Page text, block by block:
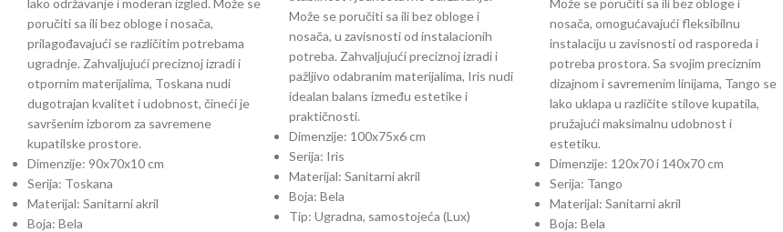
poručiti sa ili bez obloge i nosača,
prilagođavajući se različitim potrebama
ugradnje. Zahvaljujući preciznoj izradi i
otpornim materijalima, Toskana nudi
dugotrajan kvalitet i udobnost, čineći je
savršenim izborom za savremene
kupatilske prostore.
Dimenzije: 90x70x10 cm
Serija: Toskana
Materijal: Sanitarni akril
Boja: Bela
Može se poručiti sa ili bez obloge i
nosača, u zavisnosti od instalacionih
potreba. Zahvaljujući preciznoj izradi i
pažljivo odabranim materijalima, Iris nudi
idealan balans između estetike i
praktičnosti.
Dimenzije: 100x75x6 cm
Serija: Iris
Materijal: Sanitarni akril
Boja: Bela
Tip: Ugradna, samostojeća (Lux)
nosača, omogućavajući fleksibilnu
instalaciju u zavisnosti od rasporeda i
potreba prostora. Sa svojim preciznim
dizajnom i savremenim linijama, Tango se
lako uklapa u različite stilove kupatila,
pružajući maksimalnu udobnost i
estetiku.
Dimenzije: 120x70 i 140x70 cm
Serija: Tango
Materijal: Sanitarni akril
Boja: Bela